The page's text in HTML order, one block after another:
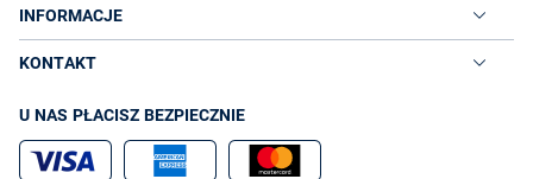
INFORMACJE
KONTAKT
U NAS PŁACISZ BEZPIECZNIE